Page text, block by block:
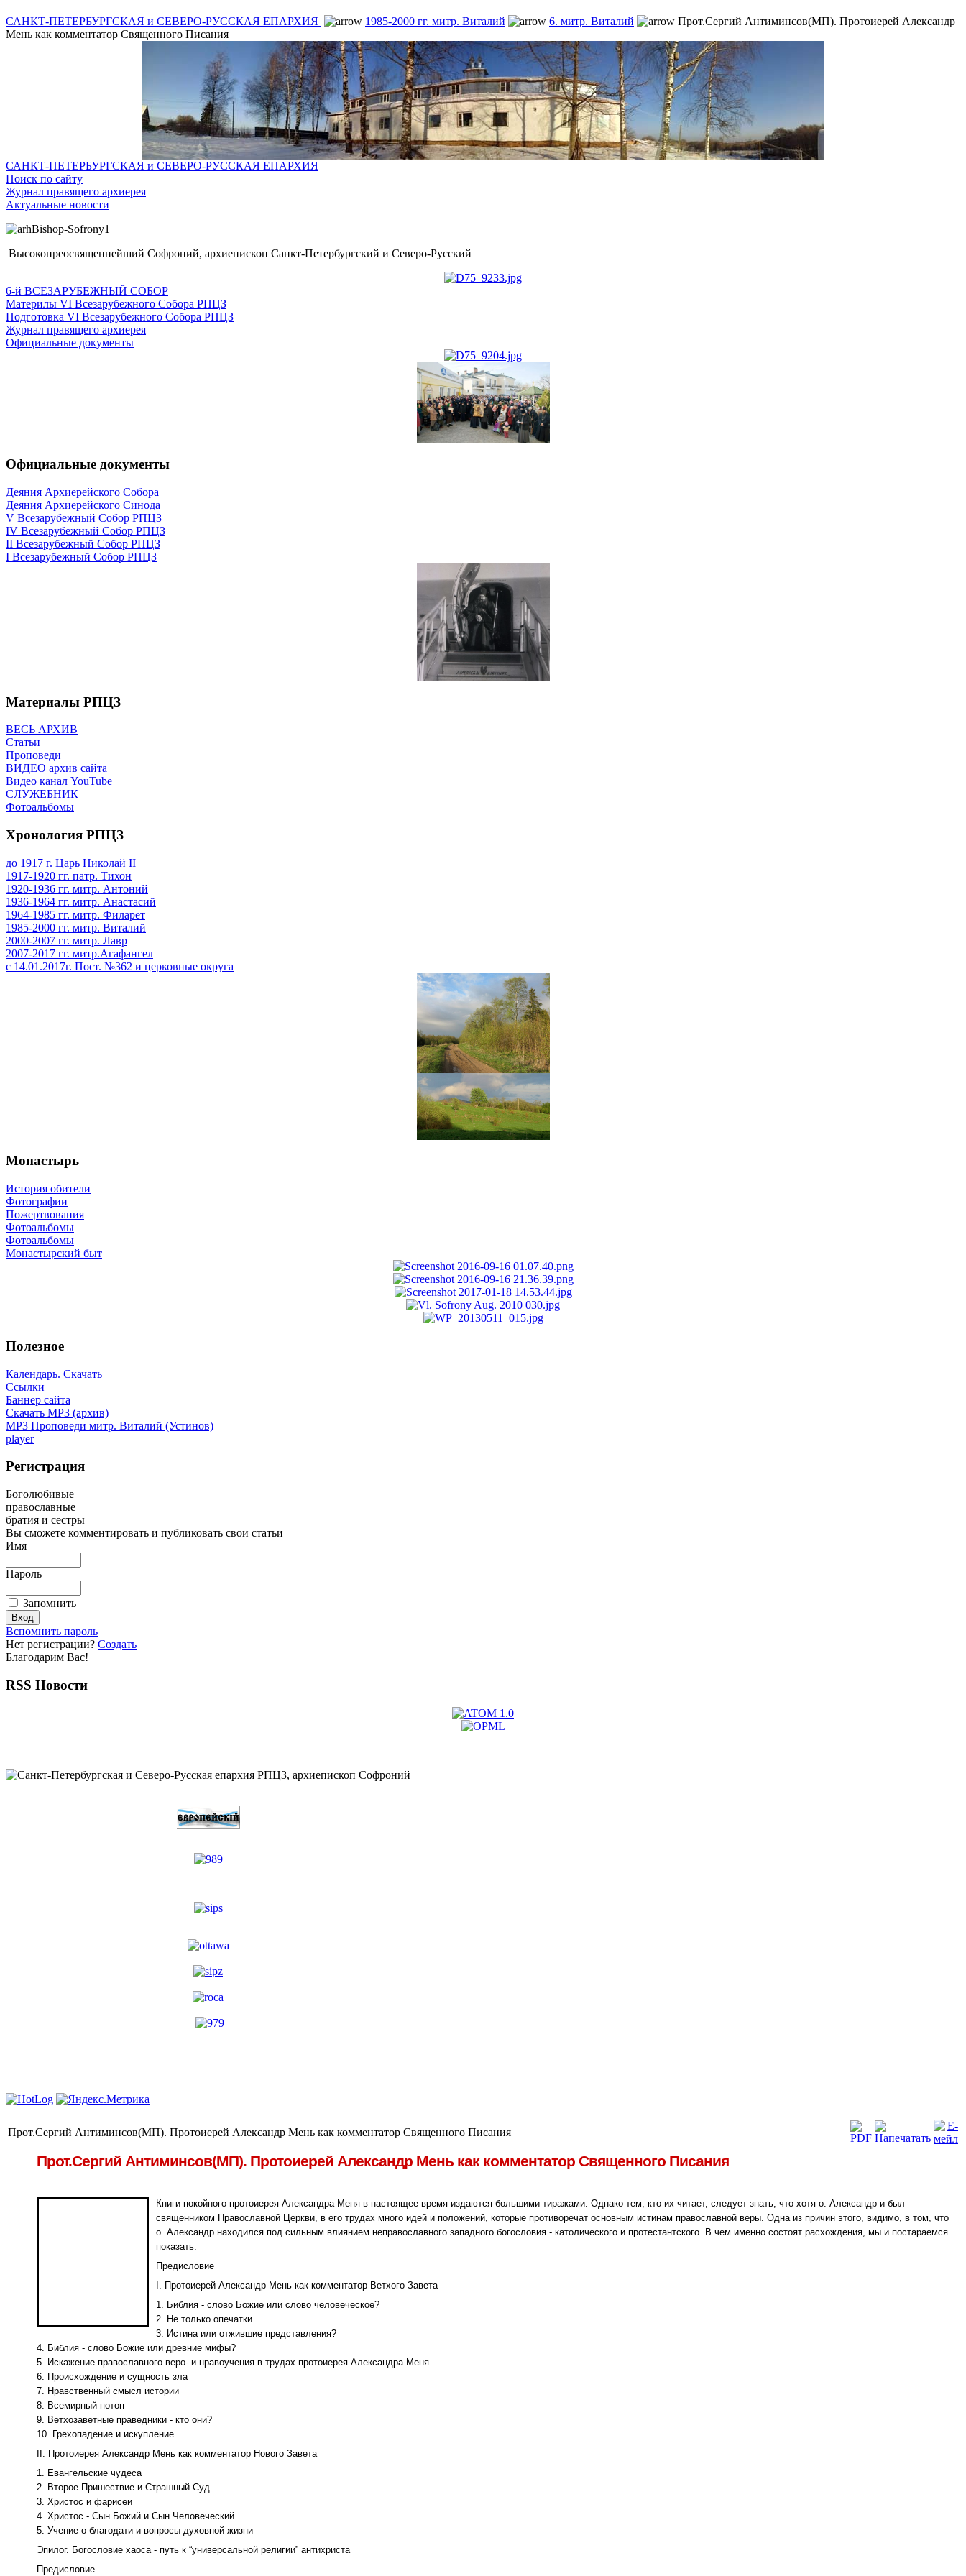
САНКТ-ПЕТЕРБУРГСКАЯ и СЕВЕРО-РУССКАЯ ЕПАРХИЯ 1985-2000 гг. митр. Виталий 6. митр. Виталий
Прот.Сергий Антиминсов(МП). Протоиерей Александр
Мень как комментатор Священного Писания
САНКТ-ПЕТЕРБУРГСКАЯ и СЕВЕРО-РУССКАЯ ЕПАРХИЯ
Поиск по сайту
Журнал правящего архиерея
Актуальные новости
Высокопреосвященнейший Софроний, архиепископ Санкт-Петербургский и Северо-Русский
6-й ВСЕЗАРУБЕЖНЫЙ СОБОР
Материлы VI Всезарубежного Собора РПЦЗ
Подготовка VI Всезарубежного Собора РПЦЗ
Журнал правящего архиерея
Официальные документы
Официальные документы
Деяния Архиерейского Собора
Деяния Архиерейского Синода
V Всезарубежный Собор РПЦЗ
IV Всезарубежный Собор РПЦЗ
II Всезарубежный Собор РПЦЗ
I Всезарубежный Собор РПЦЗ
Материалы РПЦЗ
ВЕСЬ АРХИВ
Статьи
Проповеди
ВИДЕО архив сайта
Видео канал YouTube
СЛУЖЕБНИК
Фотоальбомы
Хронология РПЦЗ
до 1917 г. Царь Николай II
1917-1920 гг. патр. Тихон
1920-1936 гг. митр. Антоний
1936-1964 гг. митр. Анастасий
1964-1985 гг. митр. Филарет
1985-2000 гг. митр. Виталий
2000-2007 гг. митр. Лавр
2007-2017 гг. митр.Агафангел
с 14.01.2017г. Пост. №362 и церковные округа
Монастырь
История обители
Фотографии
Пожертвования
Фотоальбомы
Фотоальбомы
Монастырский быт
Полезное
Календарь. Скачать
Ссылки
Баннер сайта
Скачать MP3 (архив)
MP3 Проповеди митр. Виталий (Устинов)
player
Регистрация
Боголюбивые
православные
братия и сестры
Вы сможете комментировать и публиковать свои статьи
Имя
Пароль
Запомнить
Вспомнить пароль
Нет регистрации? Создать
Благодарим Вас!
RSS Новости
Прот.Сергий Антиминсов(МП). Протоиерей Александр Мень как комментатор Священного Писания
Прот.Сергий Антиминсов(МП). Протоиерей Александр Мень как комментатор Священного Писания
Книги покойного протоиерея Александра Меня в настоящее время издаются большими тиражами. Однако тем, кто их читает, следует знать, что хотя о. Александр и был
священником Православной Церкви, в его трудах много идей и положений, которые противоречат основным истинам православной веры. Одна из причин этого, видимо, в том, что
о. Александр находился под сильным влиянием неправославного западного богословия - католического и протестантского. В чем именно состоят расхождения, мы и постараемся
показать.
Предисловие
I. Протоиерей Александр Мень как комментатор Ветхого Завета
1. Библия - слово Божие или слово человеческое?
2. Не только опечатки…
3. Истина или отжившие представления?
4. Библия - слово Божие или древние мифы?
5. Искажение православного веро- и нравоучения в трудах протоиерея Александра Меня
6. Происхождение и сущность зла
7. Нравственный смысл истории
8. Всемирный потоп
9. Ветхозаветные праведники - кто они?
10. Грехопадение и искупление
II. Протоиерея Александр Мень как комментатор Нового Завета
1. Евангельские чудеса
2. Второе Пришествие и Страшный Суд
3. Христос и фарисеи
4. Христос - Сын Божий и Сын Человеческий
5. Учение о благодати и вопросы духовной жизни
Эпилог. Богословие хаоса - путь к “универсальной религии” антихриста
Предисловие